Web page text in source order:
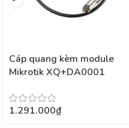
Cáp quang kèm module
Mikrotik XQ+DA0001
1.291.000₫